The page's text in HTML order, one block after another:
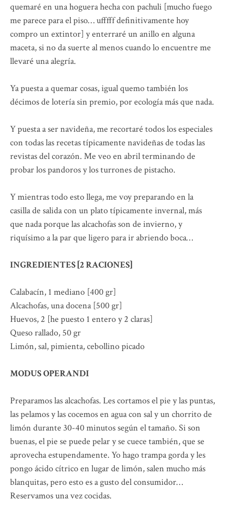
quemaré en una hoguera hecha con pachuli [mucho fuego
me parece para el piso… ufffff definitivamente hoy
compro un extintor] y enterraré un anillo en alguna
maceta, si no da suerte al menos cuando lo encuentre me
llevaré una alegría.
Ya puesta a quemar cosas, igual quemo también los
décimos de lotería sin premio, por ecología más que nada.
Y puesta a ser navideña, me recortaré todos los especiales
con todas las recetas típicamente navideñas de todas las
revistas del corazón. Me veo en abril terminando de
probar los pandoros y los turrones de pistacho.
Y mientras todo esto llega, me voy preparando en la
casilla de salida con un plato típicamente invernal, más
que nada porque las alcachofas son de invierno, y
riquísimo a la par que ligero para ir abriendo boca…
INGREDIENTES [2 RACIONES]
Calabacín, 1 mediano [400 gr]
Alcachofas, una docena [500 gr]
Huevos, 2 [he puesto 1 entero y 2 claras]
Queso rallado, 50 gr
Limón, sal, pimienta, cebollino picado
MODUS OPERANDI
Preparamos las alcachofas. Les cortamos el pie y las puntas,
las pelamos y las cocemos en agua con sal y un chorrito de
limón durante 30-40 minutos según el tamaño. Si son
buenas, el pie se puede pelar y se cuece también, que se
aprovecha estupendamente. Yo hago trampa gorda y les
pongo ácido cítrico en lugar de limón, salen mucho más
blanquitas, pero esto es a gusto del consumidor…
Reservamos una vez cocidas.